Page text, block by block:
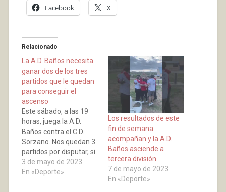
Facebook X
Relacionado
La A.D. Baños necesita
ganar dos de los tres
partidos que le quedan
para conseguir el
ascenso
Este sábado, a las 19
horas, juega la A.D.
Baños contra el C.D.
Sorzano. Nos quedan 3
partidos por disputar, si
se ganan 2 estamos
ascendidos, así que
3 de mayo de 2023
En «Deporte»
Los resultados de este
fin de semana
acompañan y la A.D.
Baños asciende a
tercera división
7 de mayo de 2023
En «Deporte»